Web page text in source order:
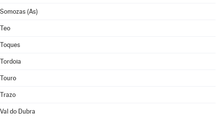
Somozas (As)
Teo
Toques
Tordoia
Touro
Trazo
Val do Dubra